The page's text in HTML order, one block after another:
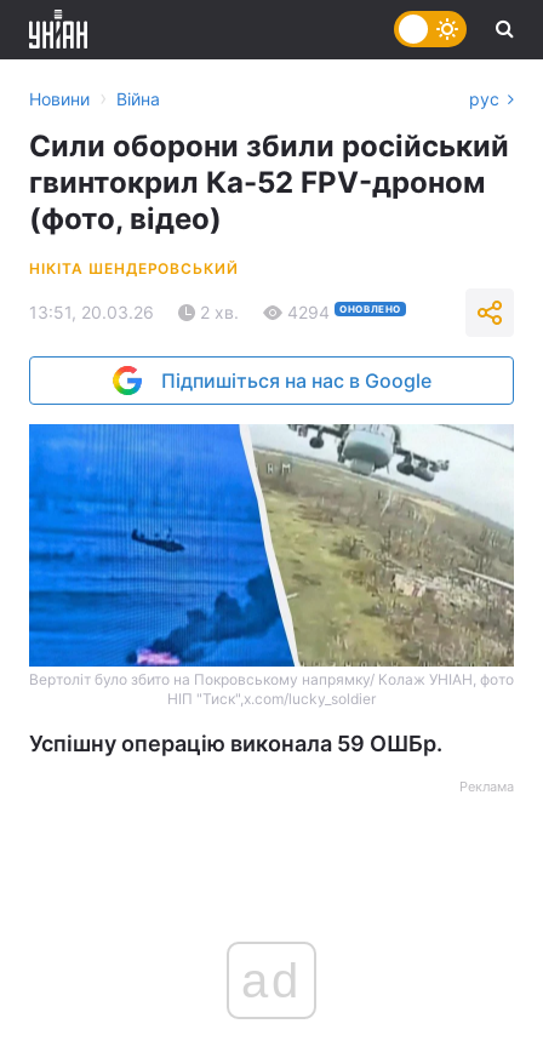
Новини › Війна рус
Сили оборони збили російський
гвинтокрил Ка-52 FPV-дроном
(фото, відео)
НІКІТА ШЕНДЕРОВСЬКИЙ
13:51, 20.03.26 2 хв. 4294 ОНОВЛЕНО
Підпишіться на нас в Google
Вертоліт було збито на Покровському напрямку/ Колаж УНІАН, фото
НІП "Тиск",x.com/lucky_soldier
Успішну операцію виконала 59 ОШБр.
Реклама
ad